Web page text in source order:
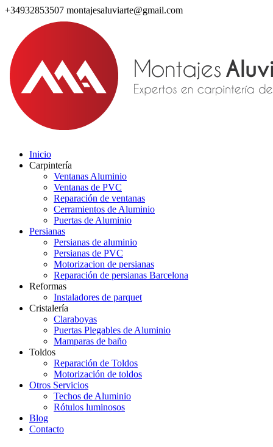
+34932853507 montajesaluviarte@gmail.com
Inicio
Carpintería
Ventanas Aluminio
Ventanas de PVC
Reparación de ventanas
Cerramientos de Aluminio
Puertas de Aluminio
Persianas
Persianas de aluminio
Persianas de PVC
Motorizacion de persianas
Reparación de persianas Barcelona
Reformas
Instaladores de parquet
Cristalería
Claraboyas
Puertas Plegables de Aluminio
Mamparas de baño
Toldos
Reparación de Toldos
Motorización de toldos
Otros Servicios
Techos de Aluminio
Rótulos luminosos
Blog
Contacto